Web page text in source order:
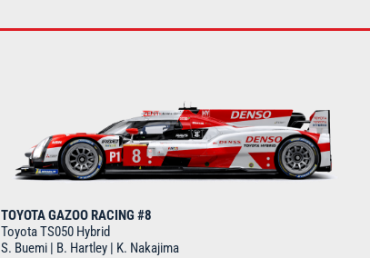
TOYOTA GAZOO RACING #8
Toyota TS050 Hybrid
S. Buemi | B. Hartley | K. Nakajima